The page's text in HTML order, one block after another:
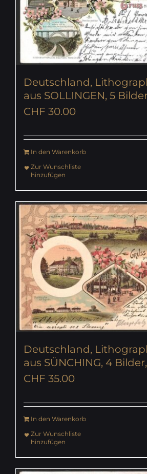
Deutschland,
aus SOLLINGEN, 5
CHF 30.00
In den Warenkorb
Zur Wunschliste
hinzufügen
Deutschland,
aus SÜNCHING, 4
CHF 35.00
In den Warenkorb
Zur Wunschliste
hinzufügen